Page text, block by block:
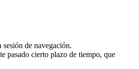
sesión de navegación.
pasado cierto plazo de tiempo, que